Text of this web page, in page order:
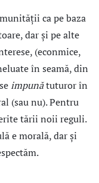
ca pe baza
dar şi pe alte
(econmice,
în seamă, din
impunătuturor în
(sau nu). Pentru
tării noii reguli.
e morală, dar şi